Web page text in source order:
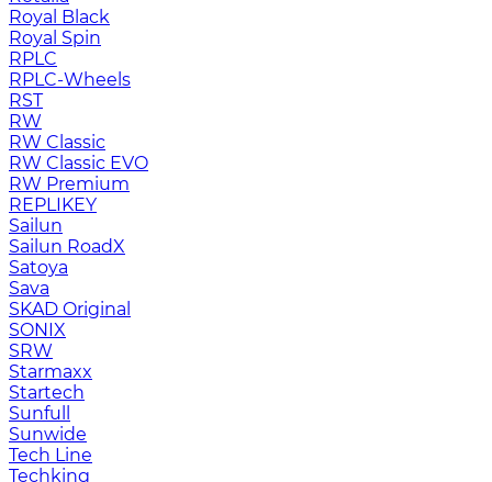
Royal Black
Royal Spin
RPLC
RPLC-Wheels
RST
RW
RW Classic
RW Classic EVO
RW Premium
RЕPLIKEY
Sailun
Sailun RoadX
Satoya
Sava
SKAD Original
SONIX
SRW
Starmaxx
Startech
Sunfull
Sunwide
Tech Line
Techking